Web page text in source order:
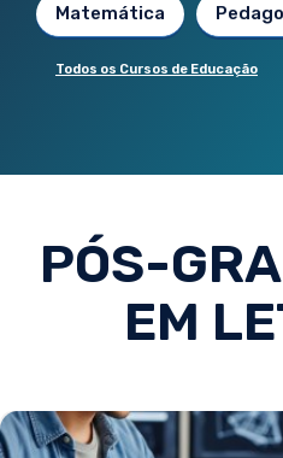
Matemática
Todos os Cursos de Educação
PÓS-
EM